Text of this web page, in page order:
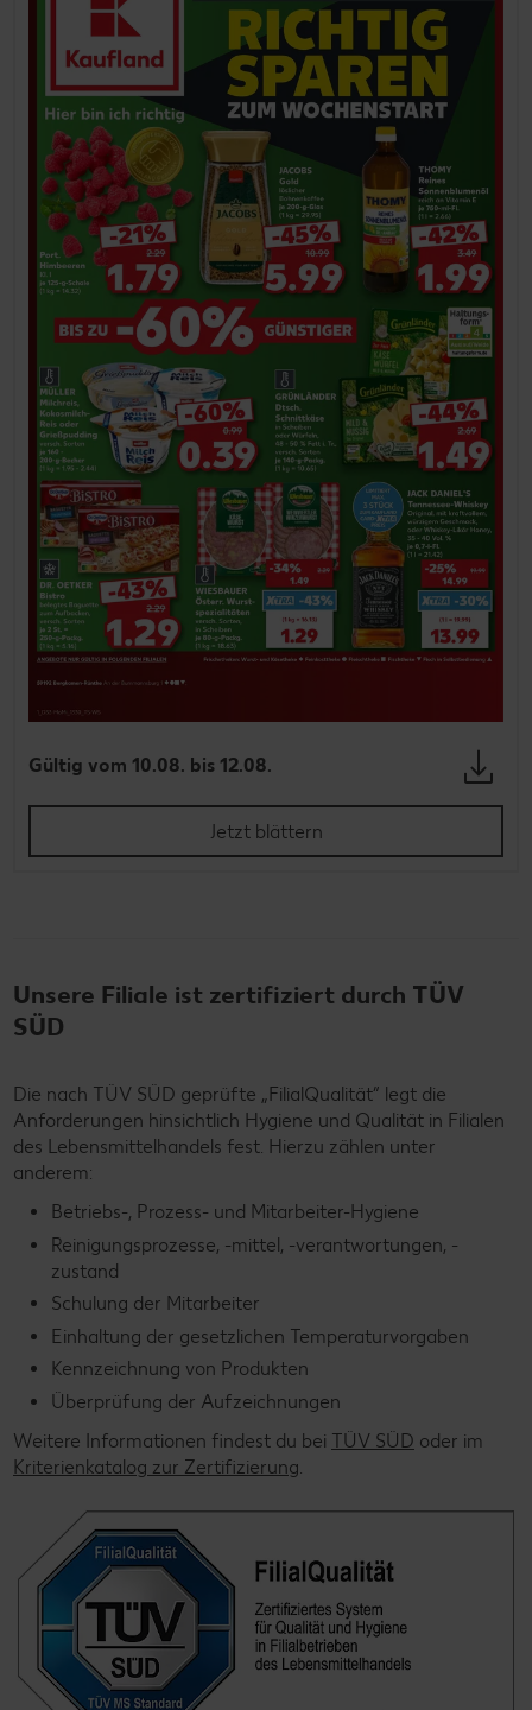
Gültig vom 10.08. bis 12.08.
Jetzt blättern
Unsere Filiale ist zertifiziert durch TÜV
SÜD
Die nach TÜV SÜD geprüfte „FilialQualität“ legt die
Anforderungen hinsichtlich Hygiene und Qualität in Filialen
des Lebensmittelhandels fest. Hierzu zählen unter
anderem:
Betriebs-, Prozess- und Mitarbeiter-Hygiene
Reinigungsprozesse, -mittel, -verantwortungen, -
zustand
Schulung der Mitarbeiter
Einhaltung der gesetzlichen Temperaturvorgaben
Kennzeichnung von Produkten
Überprüfung der Aufzeichnungen
Weitere Informationen findest du bei TÜV SÜD oder im
Kriterienkatalog zur Zertifizierung